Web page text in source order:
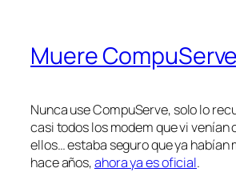
Muere CompuServe
Nunca use CompuServe, solo lo
casi todos los modem que vi venían
ellos… estaba seguro que ya habían
hace años,ahora ya es oficial.